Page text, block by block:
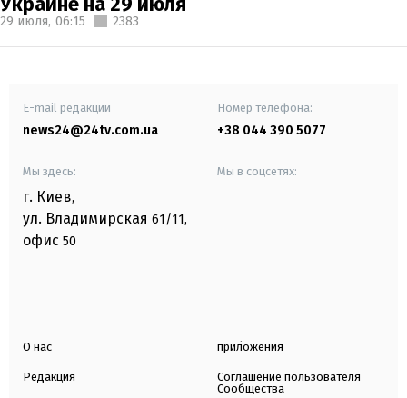
29 июля, 06:15 2383
E-mail редакции
news24@24tv.com.ua
Номер телефона:
+38 044 390 5077
Мы здесь:
г. Киев,
ул. Владимирская 61/11,
офис 50
Мы в соцсетях:
О нас
Редакция
приложения
Соглашение пользователя
Сообщества